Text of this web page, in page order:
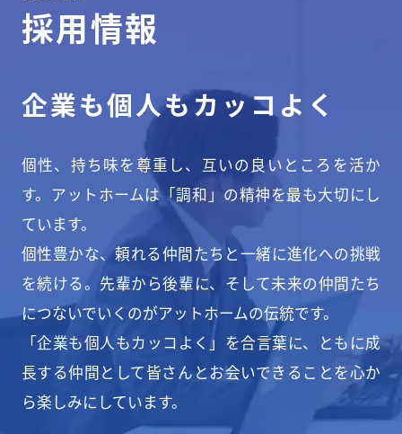
採用情報
企業も個人もカッコよく
個性、持ち味を尊重し、互いの良いところを活か
す。アットホームは「調和」の精神を最も大切にし
ています。
個性豊かな、頼れる仲間たちと一緒に進化への挑戦
を続ける。先輩から後輩に、そして未来の仲間たち
につないでいくのがアットホームの伝統です。
「企業も個人もカッコよく」を合言葉に、ともに成
長する仲間として皆さんとお会いできることを心か
ら楽しみにしています。